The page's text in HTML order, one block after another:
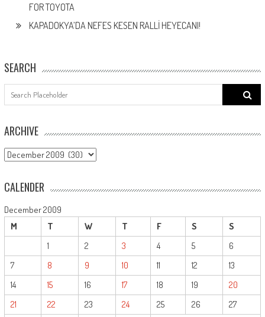
FOR TOYOTA
KAPADOKYA’DA NEFES KESEN RALLİ HEYECANI!
SEARCH
Search
for:
ARCHIVE
ARCHIVE
CALENDER
December 2009
M
T W T F S S
1 2 3 4 5
6
7
8 9 10 11 12
13
14
15 16 17 18 19
20
21
22 23 24 25 26
27